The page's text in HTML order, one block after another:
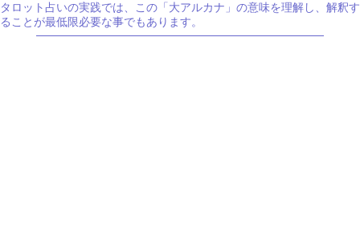
タロット占いの実践では、この「大アルカナ」の意味を理解し、解釈す
ることが最低限必要な事でもあります。